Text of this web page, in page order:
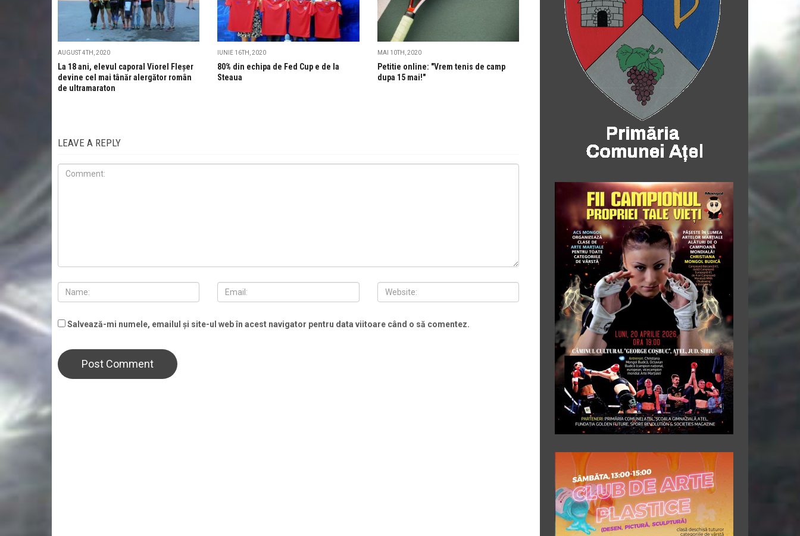
AUGUST 4TH, 2020
La 18 ani, elevul caporal Viorel Fleșer
devine cel mai tânăr alergător român
de ultramaraton
IUNIE 16TH, 2020
80% din echipa de Fed Cup e de la
Steaua
MAI 10TH, 2020
Petitie online: "Vrem tenis de camp
dupa 15 mai!"
LEAVE A REPLY
Salvează-mi numele, emailul și site-ul web în acest navigator pentru data viitoare când o să comentez.